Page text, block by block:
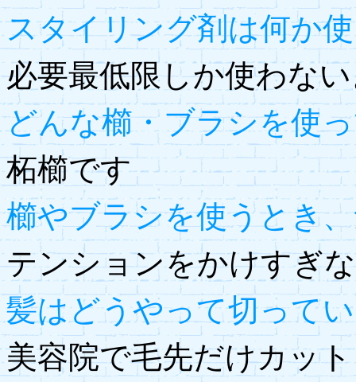
スタイリング剤は何か
必要最低限しか使わな
どんな櫛・ブラシを使
柘櫛です
櫛やブラシを使うとき
テンションをかけすぎ
髪はどうやって切って
美容院で毛先だけカッ